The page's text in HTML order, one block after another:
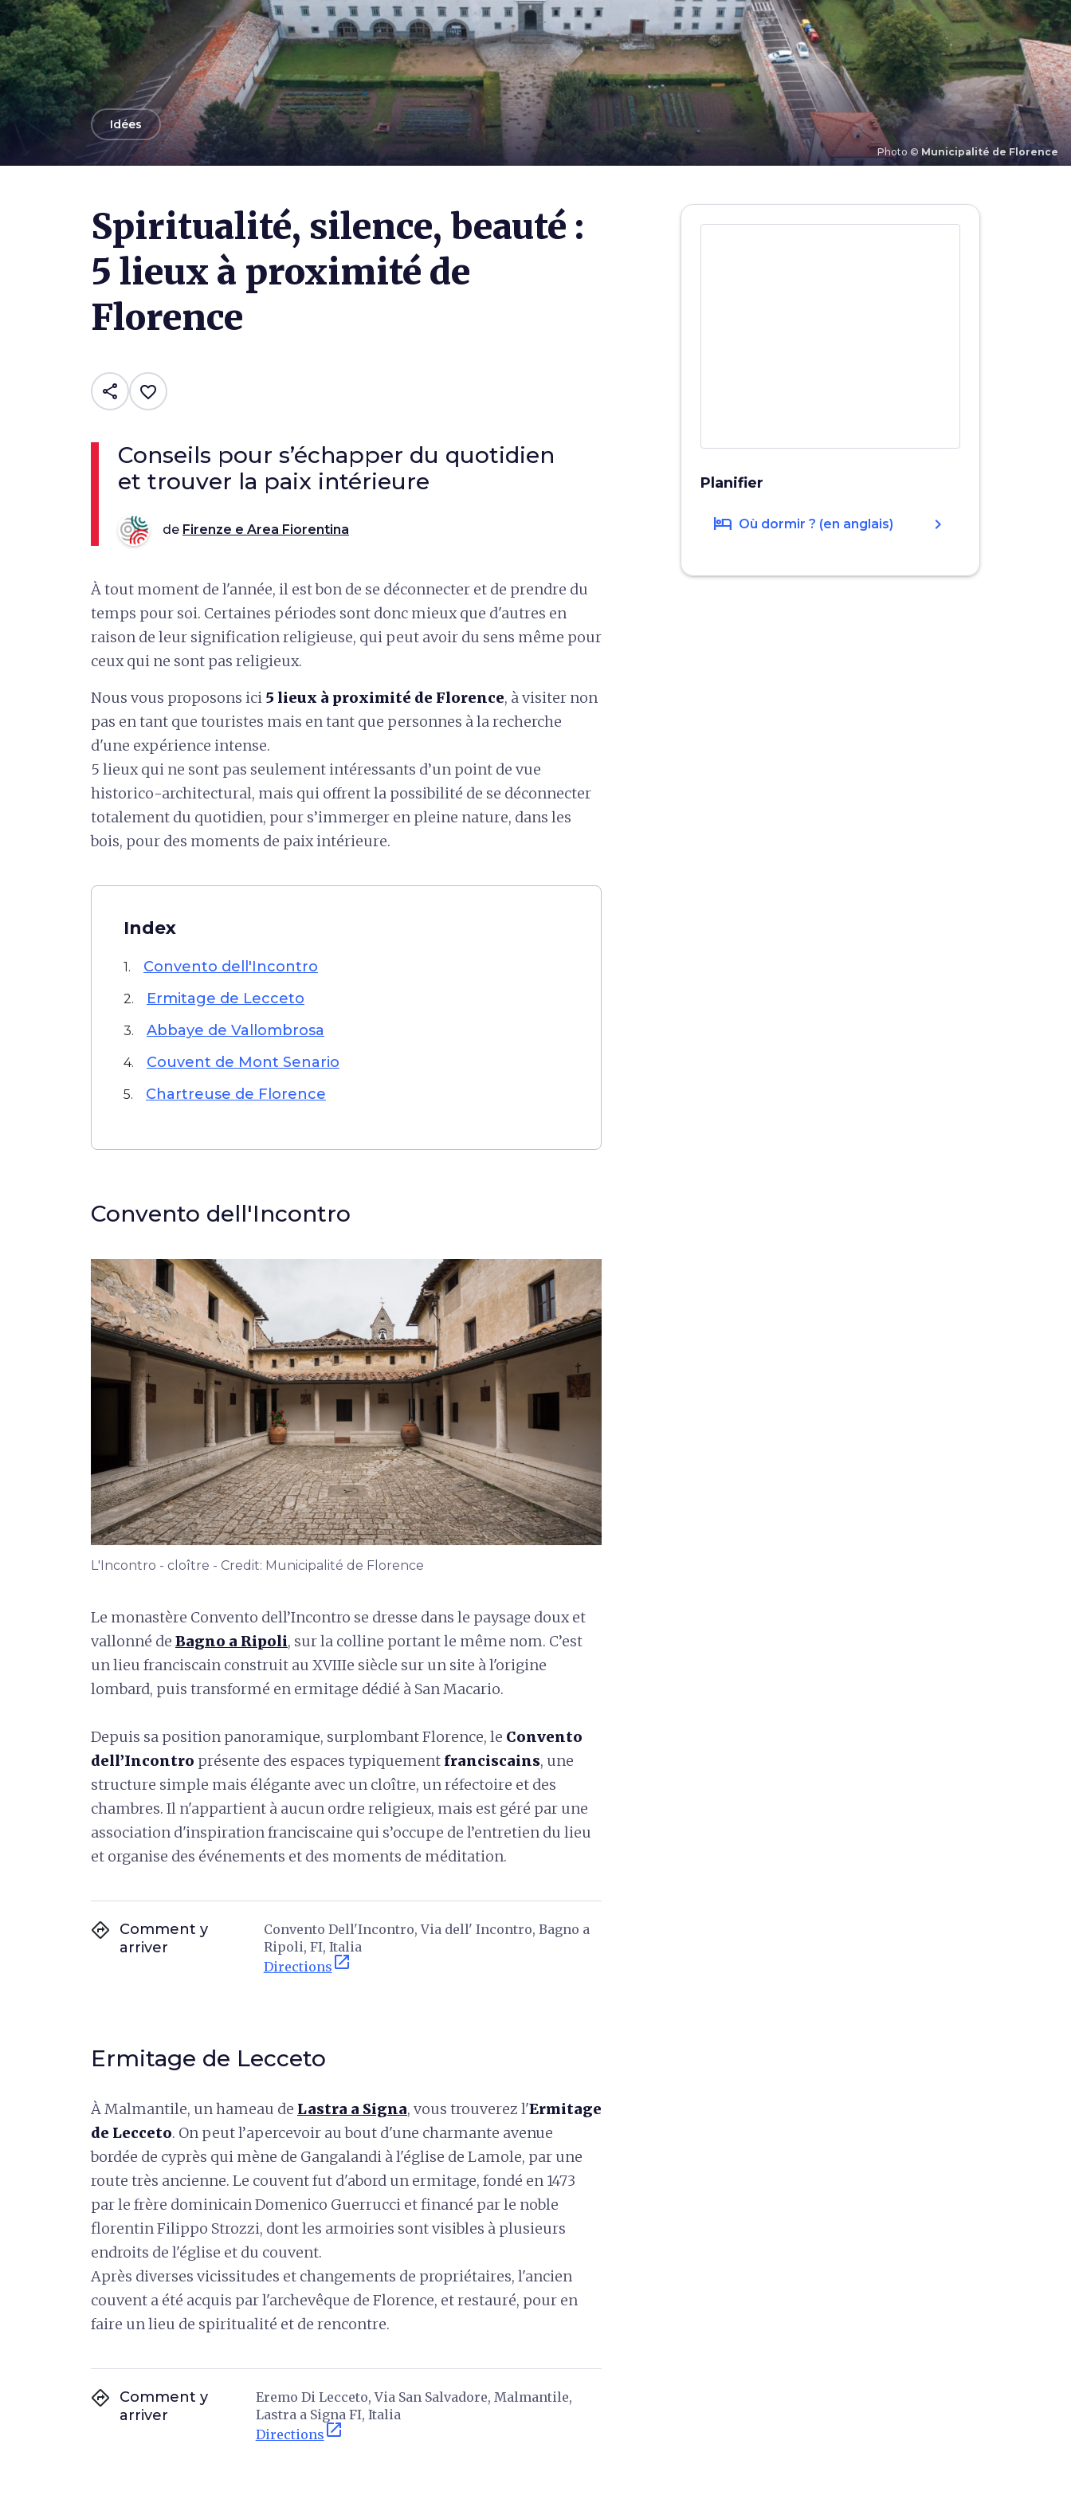
Photo © Municipalité de Florence
arrow_backIdées
Spiritualité, silence, beauté :
5 lieux à proximité de
Florence
share favorite_border
Conseils pour s’échapper du quotidien
et trouver la paix intérieure
de Firenze e Area Fiorentina
À tout moment de l'année, il est bon de se déconnecter et de prendre du
temps pour soi. Certaines périodes sont donc mieux que d'autres en
raison de leur signification religieuse, qui peut avoir du sens même pour
ceux qui ne sont pas religieux.
Nous vous proposons ici 5 lieux à proximité de Florence, à visiter non
pas en tant que touristes mais en tant que personnes à la recherche
d'une expérience intense.
5 lieux qui ne sont pas seulement intéressants d’un point de vue
historico-architectural, mais qui offrent la possibilité de se déconnecter
totalement du quotidien, pour s’immerger en pleine nature, dans les
bois, pour des moments de paix intérieure.
Index
1. Convento dell'Incontro
2. Ermitage de Lecceto
3. Abbaye de Vallombrosa
4. Couvent de Mont Senario
5. Chartreuse de Florence
Convento dell'Incontro
L'Incontro - cloître - Credit: Municipalité de Florence
Le monastère Convento dell’Incontro se dresse dans le paysage doux et
vallonné de Bagno a Ripoli, sur la colline portant le même nom. C’est
un lieu franciscain construit au XVIIIe siècle sur un site à l'origine
lombard, puis transformé en ermitage dédié à San Macario.
Depuis sa position panoramique, surplombant Florence, le Convento
dell’Incontro présente des espaces typiquement franciscains, une
structure simple mais élégante avec un cloître, un réfectoire et des
chambres. Il n'appartient à aucun ordre religieux, mais est géré par une
association d'inspiration franciscaine qui s’occupe de l’entretien du lieu
et organise des événements et des moments de méditation.
directions
Comment y
arriver
Convento Dell'Incontro, Via dell' Incontro, Bagno a
Ripoli, FI, Italia
Directions open_in_new
Ermitage de Lecceto
À Malmantile, un hameau de Lastra a Signa, vous trouverez l'Ermitage
de Lecceto. On peut l’apercevoir au bout d'une charmante avenue
bordée de cyprès qui mène de Gangalandi à l'église de Lamole, par une
route très ancienne. Le couvent fut d'abord un ermitage, fondé en 1473
par le frère dominicain Domenico Guerrucci et financé par le noble
florentin Filippo Strozzi, dont les armoiries sont visibles à plusieurs
endroits de l'église et du couvent.
Après diverses vicissitudes et changements de propriétaires, l'ancien
couvent a été acquis par l'archevêque de Florence, et restauré, pour en
faire un lieu de spiritualité et de rencontre.
directions
Comment y
arriver
Eremo Di Lecceto, Via San Salvadore, Malmantile,
Lastra a Signa FI, Italia
Directions open_in_new
Planifier
hotel Où dormir ? (en anglais) chevron_right